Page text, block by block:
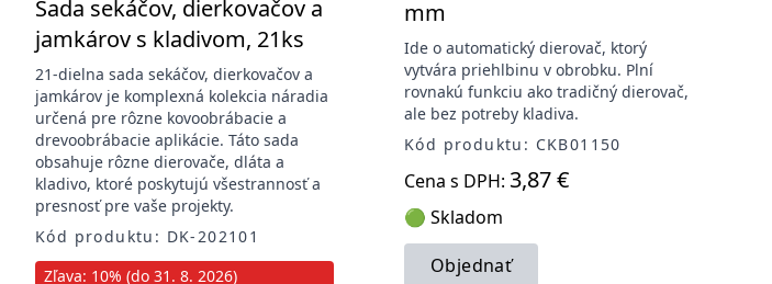
Sada sekáčov, dierkovačov a
jamkárov s kladivom, 21ks
21-dielna sada sekáčov, dierkovačov a
jamkárov je komplexná kolekcia náradia
určená pre rôzne kovoobrábacie a
drevoobrábacie aplikácie. Táto sada
obsahuje rôzne dierovače, dláta a
kladivo, ktoré poskytujú všestrannosť a
presnosť pre vaše projekty.
Kód produktu: DK-202101
Zľava: 10% (do 31. 8. 2026)
mm
Ide o automatický dierovač, ktorý
vytvára priehlbinu v obrobku. Plní
rovnakú funkciu ako tradičný dierovač,
ale bez potreby kladiva.
Kód produktu: CKB01150
Cena s DPH: 3,87 €
🟢 Skladom
Objednať